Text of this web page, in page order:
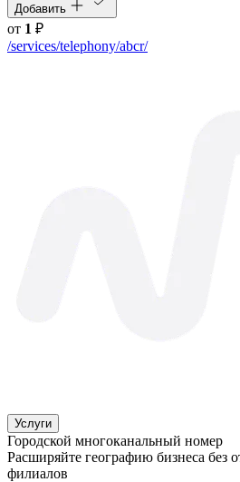
Добавить
от 1 ₽
/services/telephony/abcr/
Услуги
Городской многоканальный номер
Расширяйте географию бизнеса без
филиалов